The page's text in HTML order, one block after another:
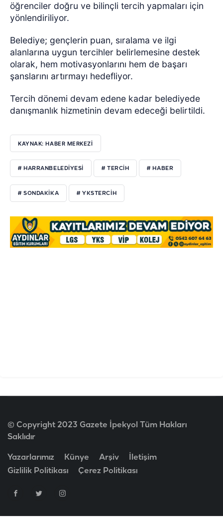
öğrenciler doğru ve bilinçli tercih yapmaları için
yönlendiriliyor.
Belediye; gençlerin puan, sıralama ve ilgi
alanlarına uygun tercihler belirlemesine destek
olarak, hem motivasyonlarını hem de başarı
şanslarını artırmayı hedefliyor.
Tercih dönemi devam edene kadar belediyede
danışmanlık hizmetinin devam edeceği belirtildi.
KAYNAK: HABER MERKEZI
# HARRANBELEDIYESI # TERCIH # HABER
# SONDAKIKA # YKSTERCIH
© Copyright 2023 Gazete İpekyol Tüm Hakları
Saklıdır
Yazarlarımız Künye Arşiv
İletişim
Gizlilik Politikası
Çerez Politikası